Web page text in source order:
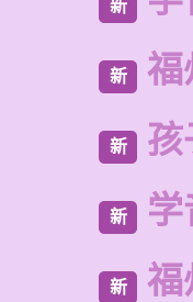
新
新 福
新 孩
新 学
新 福